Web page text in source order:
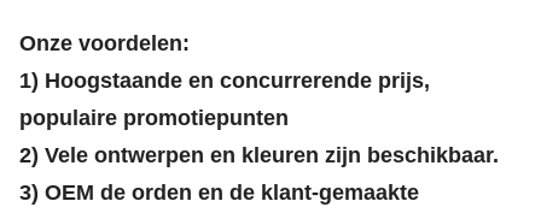
Onze voordelen:
1) Hoogstaande en concurrerende prijs,
populaire promotiepunten
2) Vele ontwerpen en kleuren zijn beschikbaar.
3) OEM de orden en de klant-gemaakte